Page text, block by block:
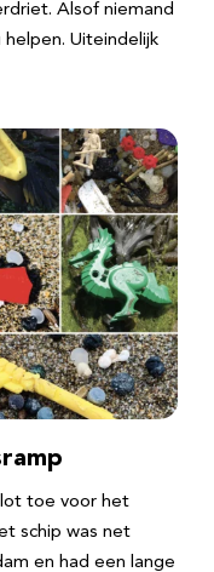
Alsof niemand
Uiteindelijk
toe voor het
schip was net
en had een lange